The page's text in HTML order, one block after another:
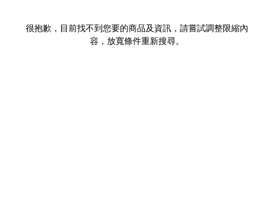
很抱歉，目前找不到您要的商品及資訊，請嘗試調整限縮內
容，放寬條件重新搜尋。